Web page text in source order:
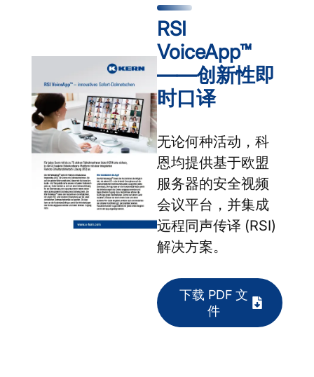
RSI
VoiceApp™
——创新性即
时口译
无论何种活动，科
恩均提供基于欧盟
服务器的安全视频
会议平台，并集成
远程同声传译 (RSI)
解决方案。
下载 PDF 文
件